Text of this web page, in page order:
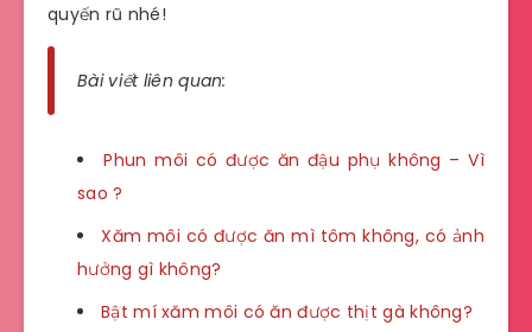
quyến rũ nhé!
Bài viết liên quan:
Phun môi có được ăn đậu phụ không – Vì
sao ?
Xăm môi có được ăn mì tôm không, có ảnh
hưởng gì không?
Bật mí xăm môi có ăn được thịt gà không?